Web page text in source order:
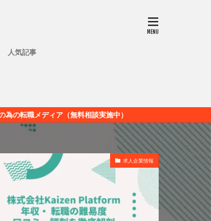
人気記事
（無料相談実施中）
求人企業情報